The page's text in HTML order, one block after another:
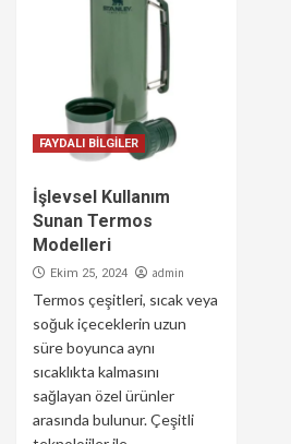
FAYDALI BİLGİLER
İşlevsel Kullanım
Sunan Termos
Modelleri
Ekim 25, 2024 admin
Termos çeşitleri, sıcak veya
soğuk içeceklerin uzun
süre boyunca aynı
sıcaklıkta kalmasını
sağlayan özel ürünler
arasında bulunur. Çeşitli